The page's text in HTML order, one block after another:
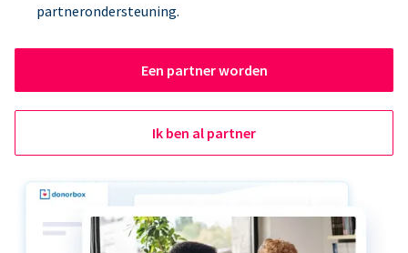
partnerondersteuning.
Een partner worden
Ik ben al partner